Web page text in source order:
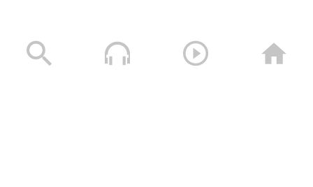
لكم الخلود – الشهيد محمد طه الجنيد (أبو طه)